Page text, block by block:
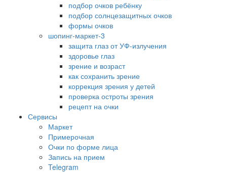
подбор очков ребёнку
подбор солнцезащитных очков
формы очков
шопинг-маркет-3
защита глаз от УФ-излучения
здоровье глаз
зрение и возраст
как сохранить зрение
коррекция зрения у детей
проверка остроты зрения
рецепт на очки
Сервисы
Маркет
Примерочная
Очки по форме лица
Запись на прием
Telegram